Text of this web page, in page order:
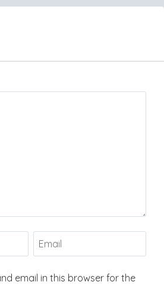
email in this browser for the